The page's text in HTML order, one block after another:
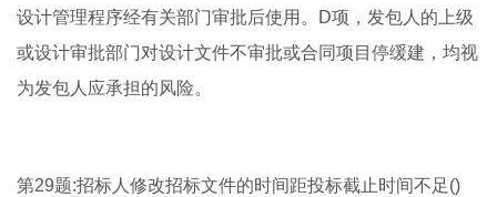
设计管理程序经有关部门审批后使用。D项，发包人的上级
或设计审批部门对设计文件不审批或合同项目停缓建，均视
为发包人应承担的风险。
第29题:招标人修改招标文件的时间距投标截止时间不足()